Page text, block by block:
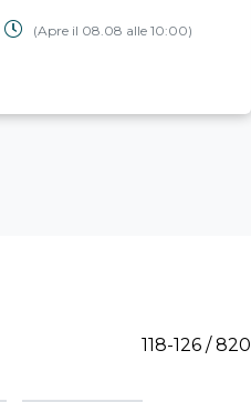
(Apre il 08.08 alle 10:00)
118-126 / 820